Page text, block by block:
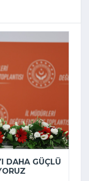
DAHA GÜÇLÜ